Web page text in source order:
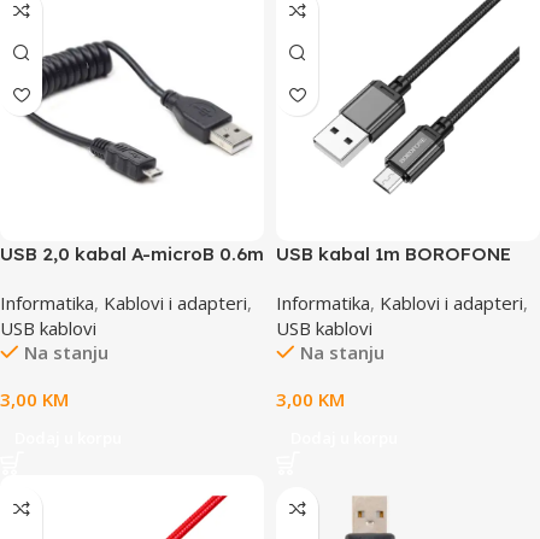
USB 2,0 kabal A-microB 0.6m
mUSB2C-AMBM-0.6M
Informatika, Kablovi i adapteri,
USB kablovi
Na stanju
3,00 KM
USB kabal 1m BOROFONE
Micro black
Informatika, Kablovi i adapteri,
USB kablovi
Na stanju
3,00 KM